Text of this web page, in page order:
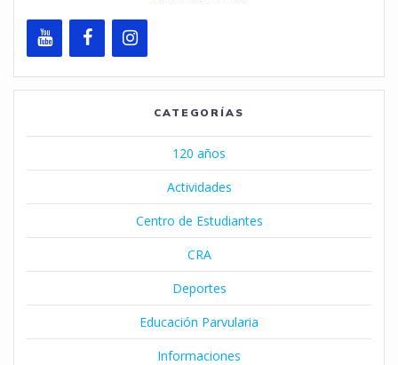
CATEGORÍAS
120 años
Actividades
Centro de Estudiantes
CRA
Deportes
Educación Parvularia
Informaciones